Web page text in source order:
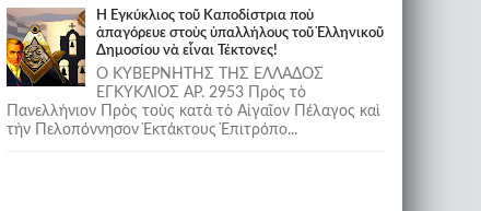
Ἡ Ἐγκύκλιος τοῦ Καποδίστρια ποὺ
ἀπαγόρευε στοὺς ὑπαλλήλους τοῦ Ἑλληνικοῦ
Δημοσίου νὰ εἶναι Τέκτονες!
Ο ΚΥΒΕΡΝΗΤΗΣ ΤΗΣ ΕΛΛΑΔΟΣ
ΕΓΚΥΚΛΙΟΣ ΑΡ. 2953 Πρὸς τὸ
Πανελλήνιον Πρὸς τοὺς κατὰ τὸ Αἰγαῖον Πέλαγος καὶ
τὴν Πελοπόννησον Ἐκτάκτους Ἐπιτρόπο...